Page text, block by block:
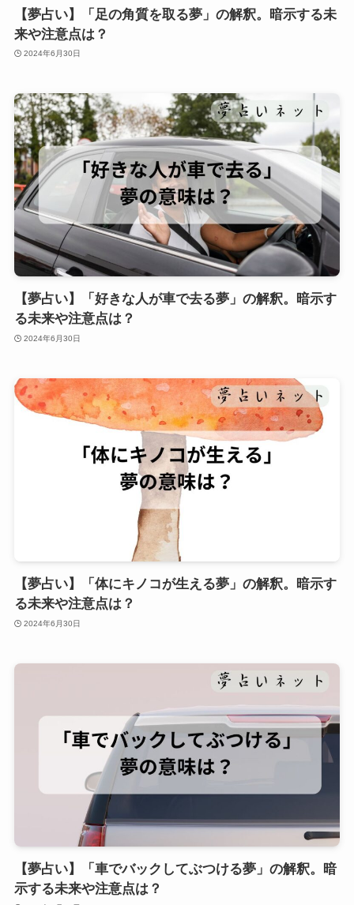
【夢占い】「足の角質を取る夢」の解釈。暗示する未
来や注意点は？
2024年6月30日
【夢占い】「好きな人が車で去る夢」の解釈。暗示す
る未来や注意点は？
2024年6月30日
【夢占い】「体にキノコが生える夢」の解釈。暗示す
る未来や注意点は？
2024年6月30日
【夢占い】「車でバックしてぶつける夢」の解釈。暗
示する未来や注意点は？